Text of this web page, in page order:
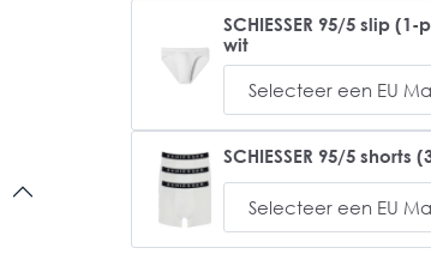
SCHIESSER 95/5 slip
wit
SCHIESSER 95/5 shorts